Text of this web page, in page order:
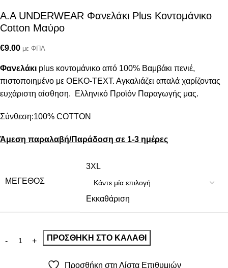
A.A UNDERWEAR Φανελάκι Plus Κοντομάνικο
Cotton Μαύρο
€9.00 με ΦΠΑ
Φανελάκι plus κοντομάνικο από 100% Βαμβάκι πενιέ,
πιστοποιημένο με ΟΕΚΟ-ΤΕΧΤ. Αγκαλιάζει απαλά χαρίζοντας
ευχάριστη αίσθηση. Ελληνικό Προϊόν Παραγωγής μας.
Σύνθεση:100% COTTON
Άμεση παραλαβή/Παράδοση σε 1-3 ημέρες
ΜΈΓΕΘΟΣ
3XL
Εκκαθάριση
ΠΡΟΣΘΉΚΗ ΣΤΟ ΚΑΛΆΘΙ
Προσθήκη στη Λίστα Επιθυμιών